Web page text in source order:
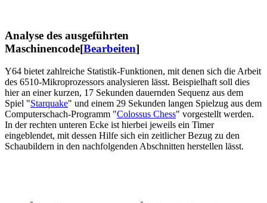
Analyse des ausgeführten
Maschinencode[Bearbeiten]
Y64 bietet zahlreiche Statistik-Funktionen, mit denen sich die Arbeit
des 6510-Mikroprozessors analysieren lässt. Beispielhaft soll dies
hier an einer kurzen, 17 Sekunden dauernden Sequenz aus dem
Spiel "Starquake" und einem 29 Sekunden langen Spielzug aus dem
Computerschach-Programm "Colossus Chess" vorgestellt werden.
In der rechten unteren Ecke ist hierbei jeweils ein Timer
eingeblendet, mit dessen Hilfe sich ein zeitlicher Bezug zu den
Schaubildern in den nachfolgenden Abschnitten herstellen lässt.